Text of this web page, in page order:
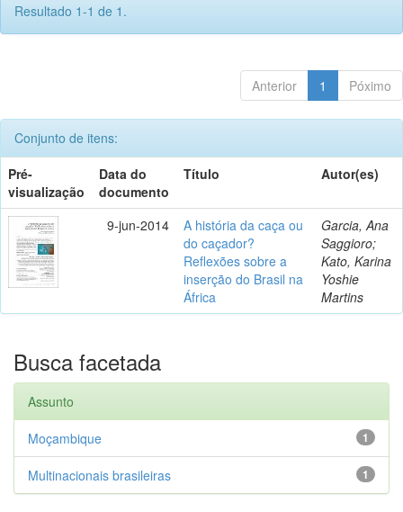
Resultado 1-1 de 1.
Anterior 1 Póximo
Conjunto de itens:
Pré-
visualização
Data do
documento
Título Autor(es)
9-jun-2014
A história da caça ou
do caçador?
Reflexões sobre a
inserção do Brasil na
África
Garcia, Ana
Saggioro;
Kato, Karina
Yoshie
Martins
Busca facetada
Assunto
1
Moçambique
1
Multinacionais brasileiras